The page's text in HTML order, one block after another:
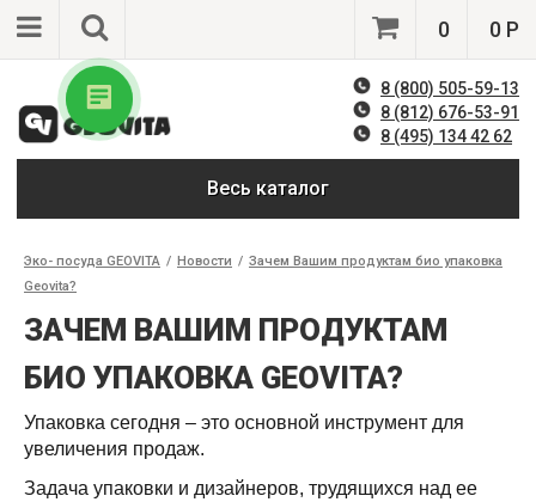
0 0 Р
8 (800) 505-59-13
8 (812) 676-53-91
8 (495) 134 42 62
Весь каталог
Эко- посуда GEOVITA / Новости / Зачем Вашим продуктам био упаковка
Geovita?
ЗАЧЕМ ВАШИМ ПРОДУКТАМ
БИО УПАКОВКА GEOVITA?
Упаковка сегодня – это основной инструмент для
увеличения продаж.
Задача упаковки и дизайнеров, трудящихся над ее